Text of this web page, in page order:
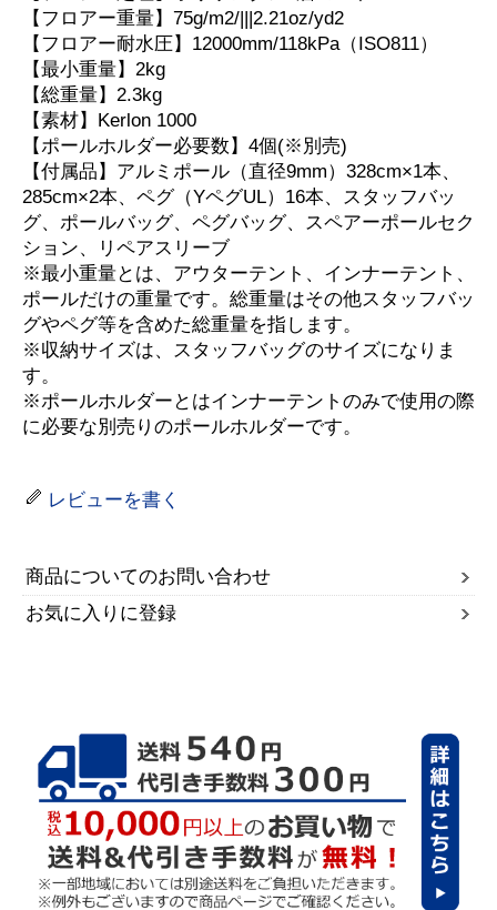
【フロアー重量】75g/m2/|||2.21oz/yd2
【フロアー耐水圧】12000mm/118kPa（ISO811）
【最小重量】2kg
【総重量】2.3kg
【素材】Kerlon 1000
【ポールホルダー必要数】4個(※別売)
【付属品】アルミポール（直径9mm）328cm×1本、
285cm×2本、ペグ（YペグUL）16本、スタッフバッ
グ、ポールバッグ、ペグバッグ、スペアーポールセク
ション、リペアスリーブ
※最小重量とは、アウターテント、インナーテント、
ポールだけの重量です。総重量はその他スタッフバッ
グやペグ等を含めた総重量を指します。
※収納サイズは、スタッフバッグのサイズになりま
す。
※ポールホルダーとはインナーテントのみで使用の際
に必要な別売りのポールホルダーです。
レビューを書く
商品についてのお問い合わせ
お気に入りに登録